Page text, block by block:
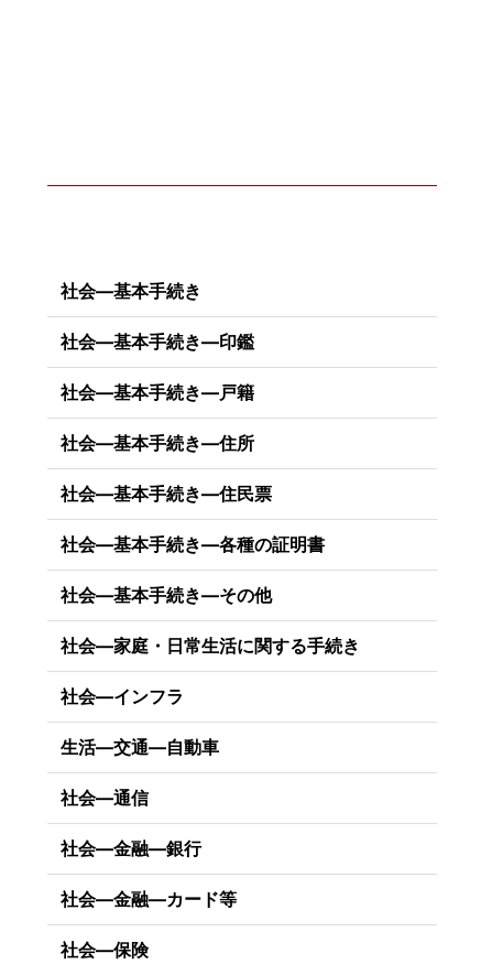
社会―基本手続き
社会―基本手続き―印鑑
社会―基本手続き―戸籍
社会―基本手続き―住所
社会―基本手続き―住民票
社会―基本手続き―各種の証明書
社会―基本手続き―その他
社会―家庭・日常生活に関する手続き
社会―インフラ
生活―交通―自動車
社会―通信
社会―金融―銀行
社会―金融―カード等
社会―保険